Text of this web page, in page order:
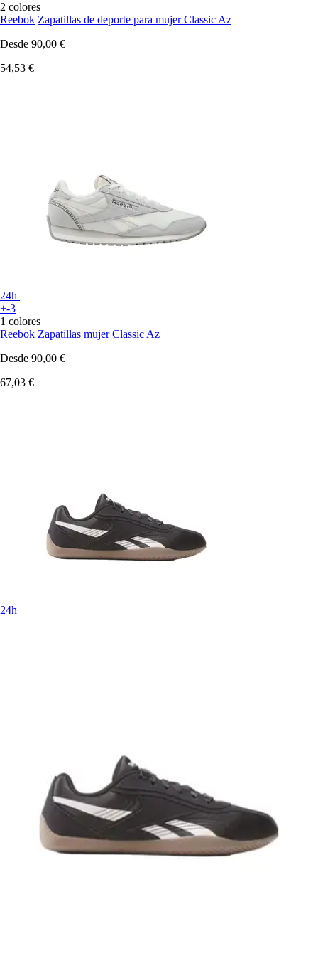
2 colores
Reebok Zapatillas de deporte para mujer Classic Az
Desde 90,00 €
54,53 €
24h
+-3
1 colores
Reebok Zapatillas mujer Classic Az
Desde 90,00 €
67,03 €
24h